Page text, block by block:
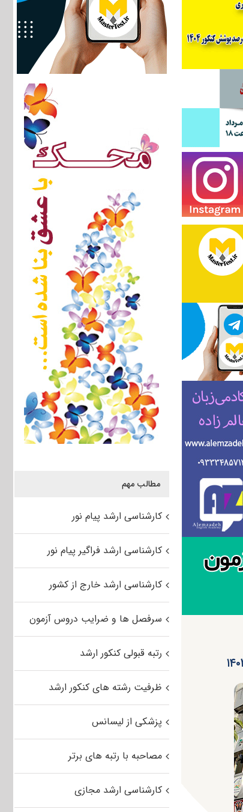
مطالب مهم
کارشناسی ارشد پیام نور
کارشناسی ارشد فراگیر پیام نور
کارشناسی ارشد خارج از کشور
سرفصل ها و ضرایب دروس آزمون
رتبه قبولی کنکور ارشد
ظرفیت رشته های کنکور ارشد
پزشکی از لیسانس
مصاحبه با رتبه های برتر
کارشناسی ارشد مجازی